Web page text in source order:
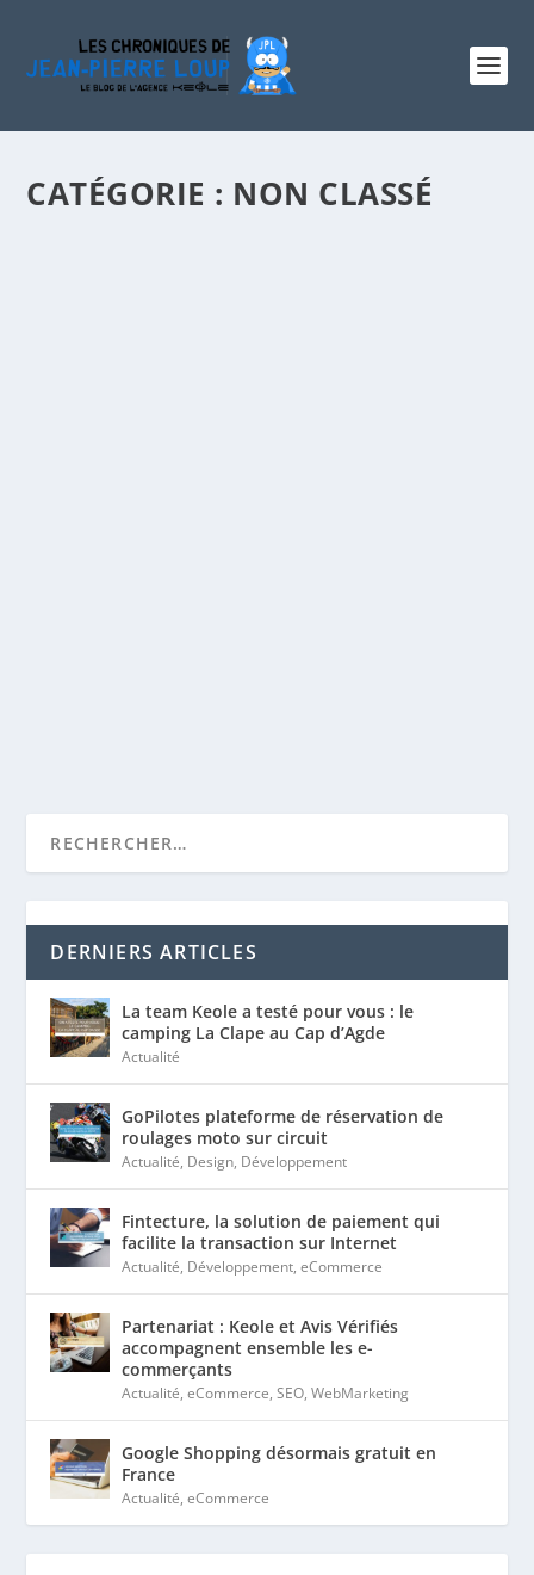
CATÉGORIE : NON CLASSÉ
DERNIERS ARTICLES
La team Keole a testé pour vous : le
camping La Clape au Cap d’Agde
Actualité
GoPilotes plateforme de réservation de
roulages moto sur circuit
Actualité, Design, Développement
Fintecture, la solution de paiement qui
facilite la transaction sur Internet
Actualité, Développement,eCommerce
Partenariat : Keole et Avis Vérifiés
accompagnent ensemble les e-
commerçants
Actualité,eCommerce,SEO,WebMarketing
Google Shopping désormais gratuit en
France
Actualité,eCommerce